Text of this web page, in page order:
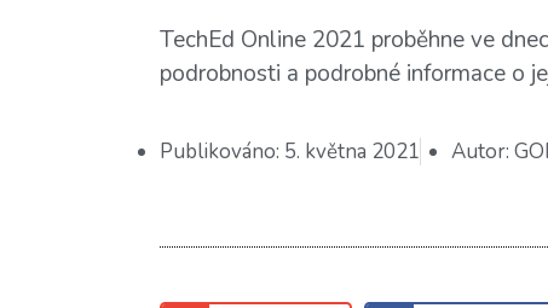
TechEd Online 2021 proběhne ve
podrobnosti a podrobné informace o
Publikováno: 5. května 2021 Autor: